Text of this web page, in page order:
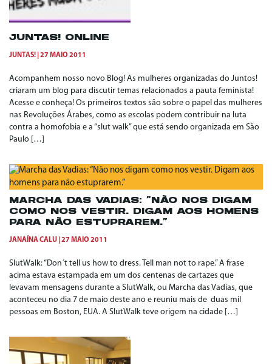
JUNTAS! ONLINE
JUNTAS! 27 MAIO 2011
Acompanhem nosso novo Blog! As mulheres organizadas do Juntos!
criaram um blog para discutir temas relacionados a pauta feminista!
Acesse e conheça! Os primeiros textos são sobre o papel das mulheres
nas Revoluções Árabes, como as escolas podem contribuir na luta
contra a homofobia e a “slut walk” que está sendo organizada em São
Paulo […]
MARCHA DAS VADIAS: “NÃO NOS DIGAM
COMO NOS VESTIR. DIGAM AOS HOMENS
PARA NÃO ESTUPRAREM.”
JANAÍNA CALU 27 MAIO 2011
SlutWalk: “Don´t tell us how to dress. Tell man not to rape.” A frase
acima estava estampada em um dos centenas de cartazes que
levavam mensagens durante a SlutWalk, ou Marcha das Vadias, que
aconteceu no dia 7 de maio deste ano e reuniu mais de duas mil
pessoas em Boston, EUA. A SlutWalk teve origem na cidade […]